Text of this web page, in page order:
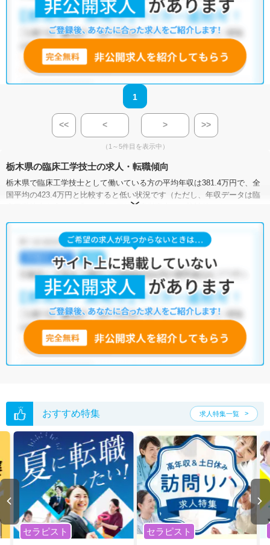
1
<< < > >>
（1～5件目を表示中）
栃木県の臨床工学技士の求人・転職傾向
栃木県で臨床工学技士として働いている方の平均年収は381.4万円で、全
国平均の423.4万円と比較すると低い状況です（ただし、年収データは臨
床工学技士を含めた「その他の保健医療従事者」の統計値です）。ま
円となっています。
有効求人倍率は、全国平均が1.12倍なのに対して栃木県は1.44倍。臨床工
学技士の需要は高いと言えます。加えて、栃木県には病院が107施設、ク
リニックが1,179施設あり、臨床工学技士として働ける施設が豊富です。
多種多様な求人の中から、ぜひ自分の条件に合った職場を探してみてく
ださい。
マイナビコメディカルでは、サイトに掲載されていない非公開求人や限
定求人も多数取り扱っております。もしご希望の条件に合った求人が見
つからない場合は、キャリアアドバイザーが非公開求人を含む中から厳
選してご紹介いたしますので、ぜひご活用ください。
※各種数字情報は2022年10月 マイナビ調べによる
サイト上に掲載されている求人の他に、
転職支援サービスにお申し込みいただくと、全求人からご希望条件に合
う求人を提案させていただきます。
栃木県の臨床工学技士求人では以下のような条件が人気です。
積極採用中・ 残業少なめ・住宅手当・補助あり・正社員(正職員)
病院・クリニック
他の条件でも人気の求人がございますので、「こだわり条件」から検索
いただくか、お気軽にお問い合わせください。
全国の臨床工学技士求人 から検索いただくことも可能です。
おすすめ特集 求人特集一覧
セラピスト セラピスト